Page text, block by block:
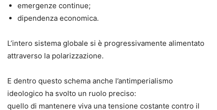
emergenze continue;
dipendenza economica.
L’intero sistema globale si è progressivamente alimentato
attraverso la polarizzazione.
E dentro questo schema anche l’antimperialismo
ideologico ha svolto un ruolo preciso:
quello di mantenere viva una tensione costante contro il